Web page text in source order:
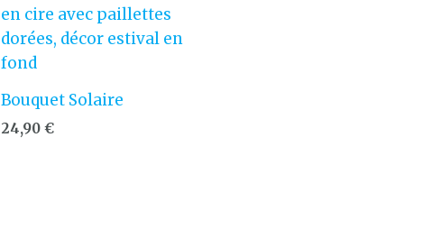
Bouquet Solaire
24,90€